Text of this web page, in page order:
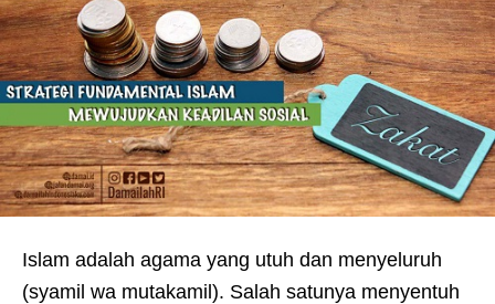
Islam adalah agama yang utuh dan menyeluruh
(syamil wa mutakamil). Salah satunya menyentuh